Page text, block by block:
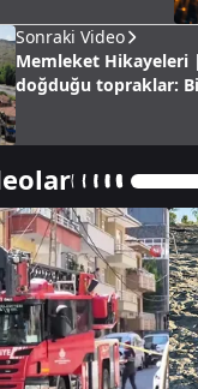
Sonraki Video
Memleket Hikayeleri
doğduğu topraklar: